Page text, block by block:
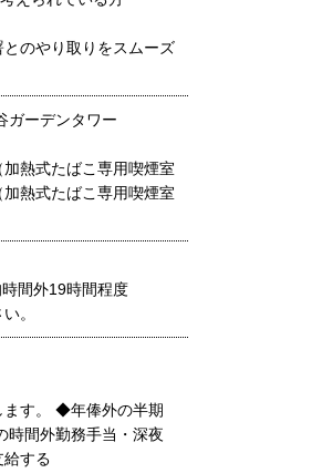
とのやり取りをスムーズ
ーデンタワー
熱式たばこ専用喫煙室
熱式たばこ専用喫煙室
間外19時間程度
。
す。 ◆年俸外の半期
間外勤務手当・深夜
する